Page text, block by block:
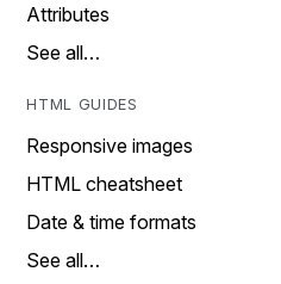
Attributes
See all…
HTML GUIDES
Responsive images
HTML cheatsheet
Date & time formats
See all…